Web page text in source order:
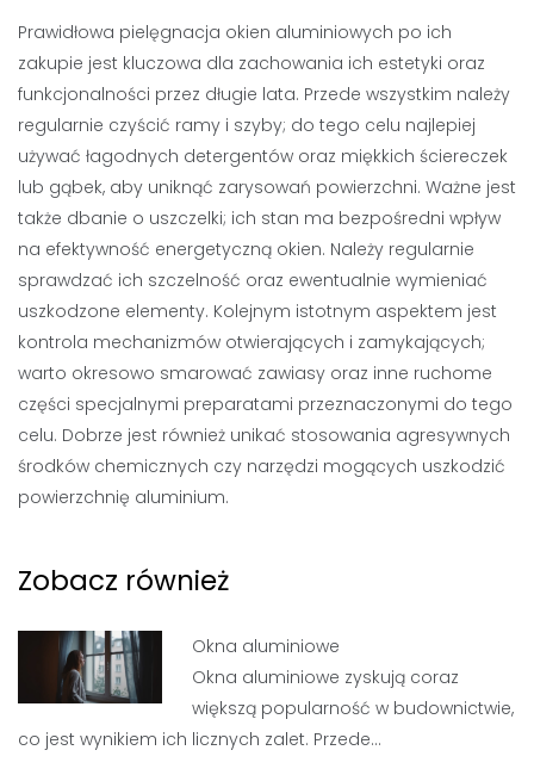
Prawidłowa pielęgnacja okien aluminiowych po ich
zakupie jest kluczowa dla zachowania ich estetyki oraz
funkcjonalności przez długie lata. Przede wszystkim należy
regularnie czyścić ramy i szyby; do tego celu najlepiej
używać łagodnych detergentów oraz miękkich ściereczek
lub gąbek, aby uniknąć zarysowań powierzchni. Ważne jest
także dbanie o uszczelki; ich stan ma bezpośredni wpływ
na efektywność energetyczną okien. Należy regularnie
sprawdzać ich szczelność oraz ewentualnie wymieniać
uszkodzone elementy. Kolejnym istotnym aspektem jest
kontrola mechanizmów otwierających i zamykających;
warto okresowo smarować zawiasy oraz inne ruchome
części specjalnymi preparatami przeznaczonymi do tego
celu. Dobrze jest również unikać stosowania agresywnych
środków chemicznych czy narzędzi mogących uszkodzić
powierzchnię aluminium.
Zobacz również
Okna aluminiowe
Okna aluminiowe zyskują coraz
większą popularność w budownictwie,
co jest wynikiem ich licznych zalet. Przede…